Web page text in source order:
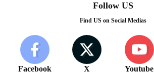
Follow US
Find US on Social Medias
Facebook X Youtube